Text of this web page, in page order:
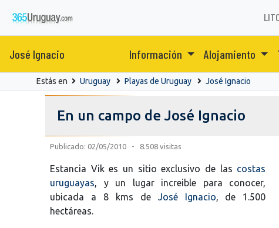
José Ignacio Información Alojamiento
Estás en Uruguay Playas de Uruguay José Ignacio
En un campo de José Ignacio
Publicado: 02/05/2010 - 8.508 visitas
Estancia Vik es un sitio exclusivo de las costas
uruguayas, y un lugar increible para conocer,
ubicada a 8 kms de José Ignacio, de 1.500
hectáreas.